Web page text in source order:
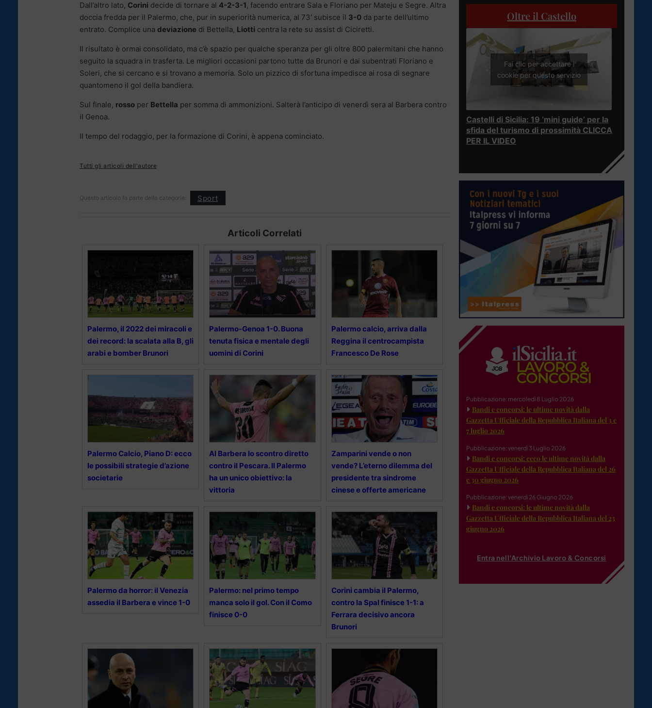
Dall’altro lato, Corini decide di tornare al 4-2-3-1, facendo entrare Sala e Floriano per Mateju e Segre. Altra
doccia fredda per il Palermo, che, pur in superiorità numerica, al 73′ subisce il 3-0 da parte dell’ultimo
entrato. Complice una deviazione di Bettella, Liotti centra la rete su assist di Ciciretti.
Il risultato è ormai consolidato, ma c’è spazio per qualche speranza per gli oltre 800 palermitani che hanno
seguito la squadra in trasferta. Le migliori occasioni partono tutte da Brunori e dai subentrati Floriano e
Soleri, che si cercano e si trovano a memoria. Solo un pizzico di sfortuna impedisce ai rosa di segnare
quantomeno il gol della bandiera.
Sul finale, rosso per Bettella per somma di ammonizioni. Salterà l’anticipo di venerdì sera al Barbera contro
il Genoa.
Il tempo del rodaggio, per la formazione di Corini, è appena cominciato.
Tutti gli articoli dell'autore
Questo articolo fa parte delle categorie: Sport
Articoli Correlati
Palermo, il 2022 dei miracoli e
dei record: la scalata alla B, gli
arabi e bomber Brunori
Palermo-Genoa 1-0. Buona
tenuta fisica e mentale degli
uomini di Corini
Palermo calcio, arriva dalla
Reggina il centrocampista
Francesco De Rose
Palermo Calcio, Piano D: ecco
le possibili strategie d’azione
societarie
Al Barbera lo scontro diretto
contro il Pescara. Il Palermo
ha un unico obiettivo: la
vittoria
Zamparini vende o non
vende? L’eterno dilemma del
presidente tra sindrome
cinese e offerte americane
Palermo da horror: il Venezia
assedia il Barbera e vince 1-0
Palermo: nel primo tempo
manca solo il gol. Con il Como
finisce 0-0
Corini cambia il Palermo,
contro la Spal finisce 1-1: a
Ferrara decisivo ancora
Brunori
Oltre il Castello
Fai clic per accettare i
cookie per questo servizio
Castelli di Sicilia: 19 ‘mini guide’ per la
sfida del turismo di prossimità CLICCA
PER IL VIDEO
Pubblicazione: mercoledì 8 Luglio 2026
Bandi e concorsi: le ultime novità dalla
Gazzetta Ufficiale della Repubblica Italiana del 3 e
7 luglio 2026
Pubblicazione: venerdì 3 Luglio 2026
Bandi e concorsi: ecco le ultime novità dalla
Gazzetta Ufficiale della Repubblica Italiana del 26
e 30 giugno 2026
Pubblicazione: venerdì 26 Giugno 2026
Bandi e concorsi: le ultime novità dalla
Gazzetta Ufficiale della Repubblica Italiana del 23
giugno 2026
Entra nell'Archivio Lavoro & Concorsi